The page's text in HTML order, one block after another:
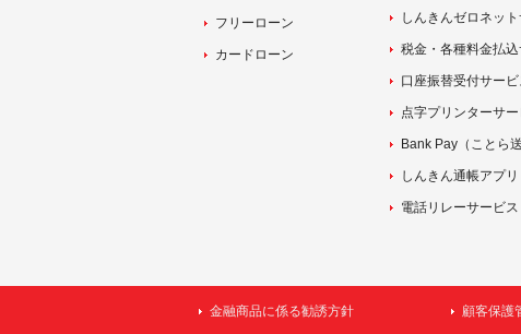
フリーローン
カードローン
しんきんゼロネッ
税金・各種料金払
口座振替受付サー
点字プリンターサー
Bank Pay（ことら送
しんきん通帳アプリ
電話リレーサービス
金融商品に係る勧誘方針 顧客保護